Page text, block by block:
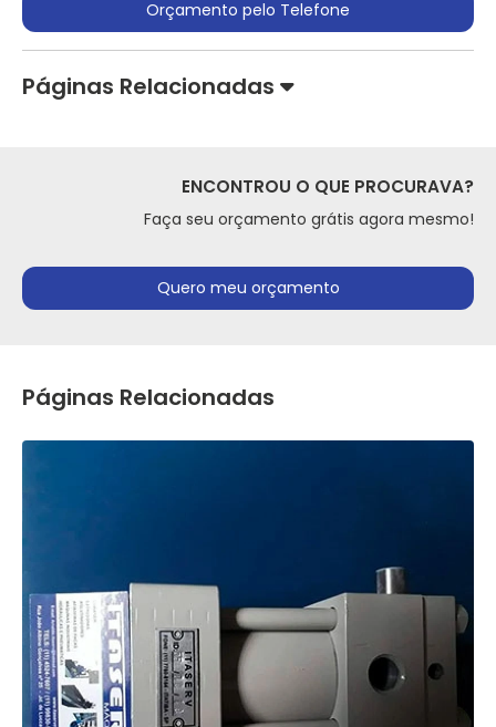
Orçamento pelo Telefone
Páginas Relacionadas
ENCONTROU O QUE PROCURAVA?
Faça seu orçamento grátis agora mesmo!
Quero meu orçamento
Páginas Relacionadas